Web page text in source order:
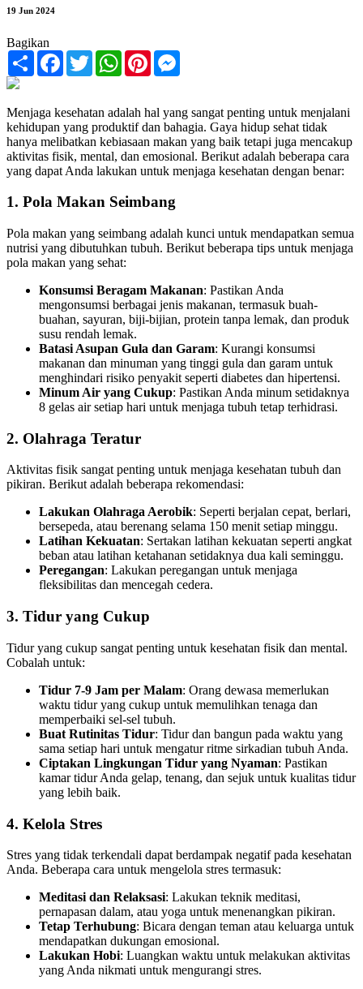
19 Jun 2024
Bagikan
Share FacebookTwitterWhatsApp
Pinterest
Menjaga kesehatan adalah hal yang sangat penting untuk menjalani
kehidupan yang produktif dan bahagia. Gaya hidup sehat tidak
hanya melibatkan kebiasaan makan yang baik tetapi juga mencakup
aktivitas fisik, mental, dan emosional. Berikut adalah beberapa cara
yang dapat Anda lakukan untuk menjaga kesehatan dengan benar:
1. Pola Makan Seimbang
Pola makan yang seimbang adalah kunci untuk mendapatkan semua
nutrisi yang dibutuhkan tubuh. Berikut beberapa tips untuk menjaga
pola makan yang sehat:
Konsumsi Beragam Makanan: Pastikan Anda
mengonsumsi berbagai jenis makanan, termasuk buah-
buahan, sayuran, biji-bijian, protein tanpa lemak, dan produk
susu rendah lemak.
Batasi Asupan Gula dan Garam: Kurangi konsumsi
makanan dan minuman yang tinggi gula dan garam untuk
menghindari risiko penyakit seperti diabetes dan hipertensi.
Minum Air yang Cukup: Pastikan Anda minum setidaknya
8 gelas air setiap hari untuk menjaga tubuh tetap terhidrasi.
2. Olahraga Teratur
Aktivitas fisik sangat penting untuk menjaga kesehatan tubuh dan
pikiran. Berikut adalah beberapa rekomendasi:
Lakukan Olahraga Aerobik: Seperti berjalan cepat, berlari,
bersepeda, atau berenang selama 150 menit setiap minggu.
Latihan Kekuatan: Sertakan latihan kekuatan seperti angkat
beban atau latihan ketahanan setidaknya dua kali seminggu.
Peregangan: Lakukan peregangan untuk menjaga
fleksibilitas dan mencegah cedera.
3. Tidur yang Cukup
Tidur yang cukup sangat penting untuk kesehatan fisik dan mental.
Cobalah untuk:
Tidur 7-9 Jam per Malam: Orang dewasa memerlukan
waktu tidur yang cukup untuk memulihkan tenaga dan
memperbaiki sel-sel tubuh.
Buat Rutinitas Tidur: Tidur dan bangun pada waktu yang
sama setiap hari untuk mengatur ritme sirkadian tubuh Anda.
Ciptakan Lingkungan Tidur yang Nyaman: Pastikan
kamar tidur Anda gelap, tenang, dan sejuk untuk kualitas tidur
yang lebih baik.
4. Kelola Stres
Stres yang tidak terkendali dapat berdampak negatif pada kesehatan
Anda. Beberapa cara untuk mengelola stres termasuk:
Meditasi dan Relaksasi: Lakukan teknik meditasi,
pernapasan dalam, atau yoga untuk menenangkan pikiran.
Tetap Terhubung: Bicara dengan teman atau keluarga untuk
mendapatkan dukungan emosional.
Lakukan Hobi: Luangkan waktu untuk melakukan aktivitas
yang Anda nikmati untuk mengurangi stres.